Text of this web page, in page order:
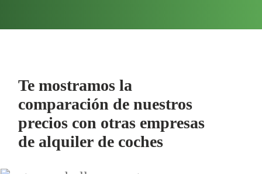
Te mostramos la
comparación de nuestros
precios con otras empresas
de alquiler de coches